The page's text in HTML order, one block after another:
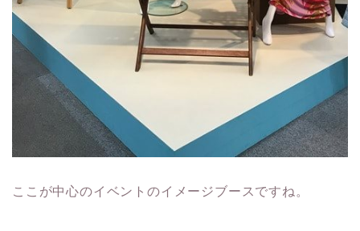
ここが中心のイベントのイメージブースですね。